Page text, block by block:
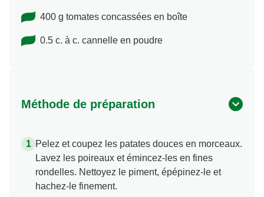
400 g tomates concassées en boîte
0.5 c. à c. cannelle en poudre
Méthode de préparation
Pelez et coupez les patates douces en morceaux.
Lavez les poireaux et émincez-les en fines
rondelles. Nettoyez le piment, épépinez-le et
hachez-le finement.